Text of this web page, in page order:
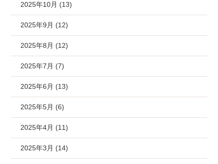
2025年10月 (13)
2025年9月 (12)
2025年8月 (12)
2025年7月 (7)
2025年6月 (13)
2025年5月 (6)
2025年4月 (11)
2025年3月 (14)